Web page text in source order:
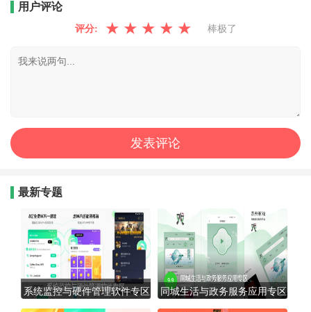
用户评论
评分: ★ ★ ★ ★ ★ 棒极了
最新专题
系统监控与硬件管理软件专区 同城生活与政务服务应用专区